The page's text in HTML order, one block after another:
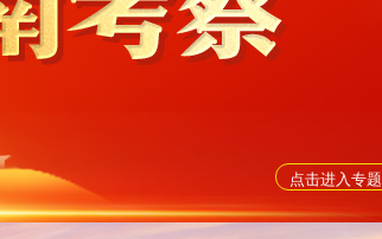
点击进入专题